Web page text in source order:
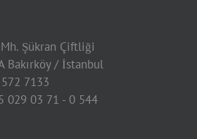
Şükran Çiftliği
Bakırköy / İstanbul
7133
029 03 71 - 0 544